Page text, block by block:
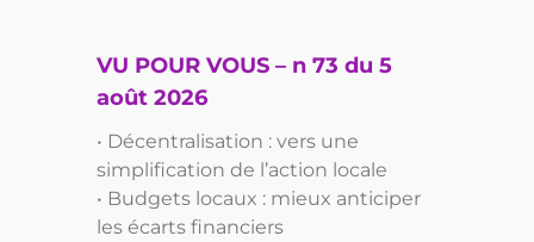
VU POUR VOUS – n 73 du 5
août 2026
• Décentralisation : vers une
simplification de l’action locale
• Budgets locaux : mieux anticiper
les écarts financiers